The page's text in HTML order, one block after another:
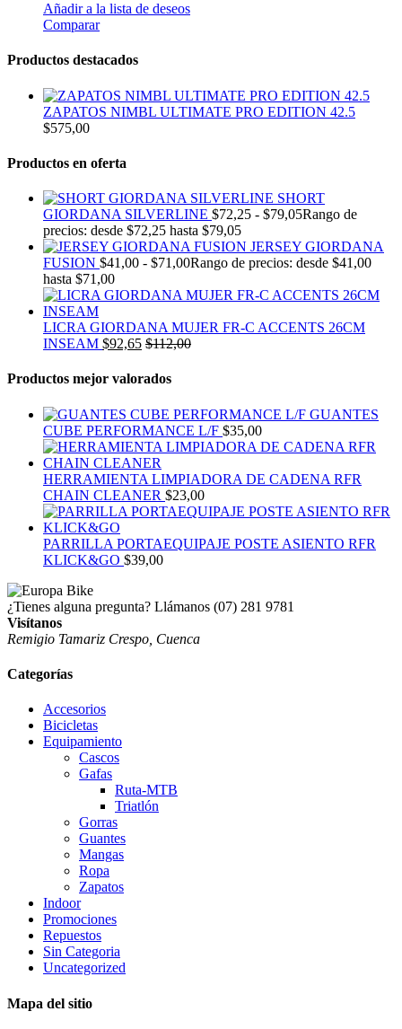
Añadir a la lista de deseos
Comparar
Productos destacados
ZAPATOS NIMBL ULTIMATE PRO EDITION 42.5
$575,00
Productos en oferta
SHORT
GIORDANA SILVERLINE $72,25 - $79,05Rango de
precios: desde $72,25 hasta $79,05
JERSEY GIORDANA
FUSION $41,00 - $71,00Rango de precios: desde $41,00
hasta $71,00
LICRA GIORDANA MUJER FR-C ACCENTS 26CM
INSEAM $92,65 $112,00
Productos mejor valorados
GUANTES
CUBE PERFORMANCE L/F $35,00
HERRAMIENTA LIMPIADORA DE CADENA RFR
CHAIN CLEANER $23,00
PARRILLA PORTAEQUIPAJE POSTE ASIENTO RFR
KLICK&GO $39,00
¿Tienes alguna pregunta? Llámanos (07) 281 9781
Visítanos
Remigio Tamariz Crespo, Cuenca
Categorías
Accesorios
Bicicletas
Equipamiento
Cascos
Gafas
Ruta-MTB
Triatlón
Gorras
Guantes
Mangas
Ropa
Zapatos
Indoor
Promociones
Repuestos
Sin Categoria
Uncategorized
Mapa del sitio